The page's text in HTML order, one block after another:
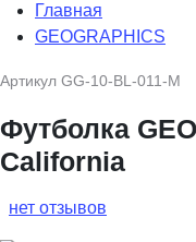
Главная
GEOGRAPHICS
Артикул GG-10-BL-011-M
Футболка
California
нет отзывов